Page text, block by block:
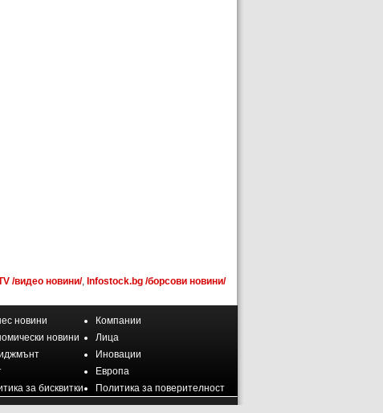
/видео новини/, Infostock.bg /борсови новини/
новини
Компании
новини
Лица
Иновации
Европа
за бисквитки Политика за поверителност